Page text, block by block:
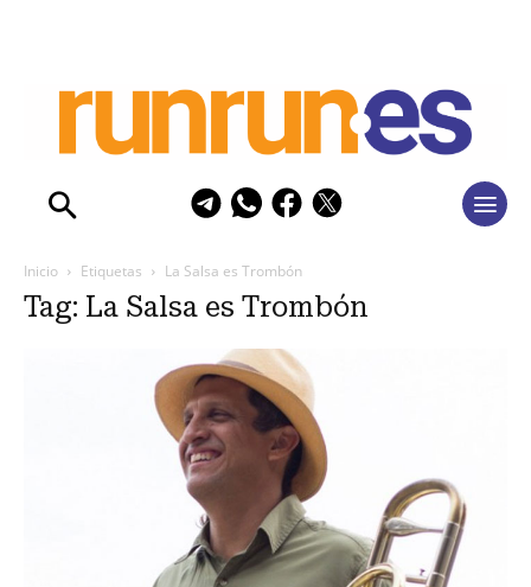
Inicio Etiquetas La Salsa es Trombón
Tag: La Salsa es Trombón